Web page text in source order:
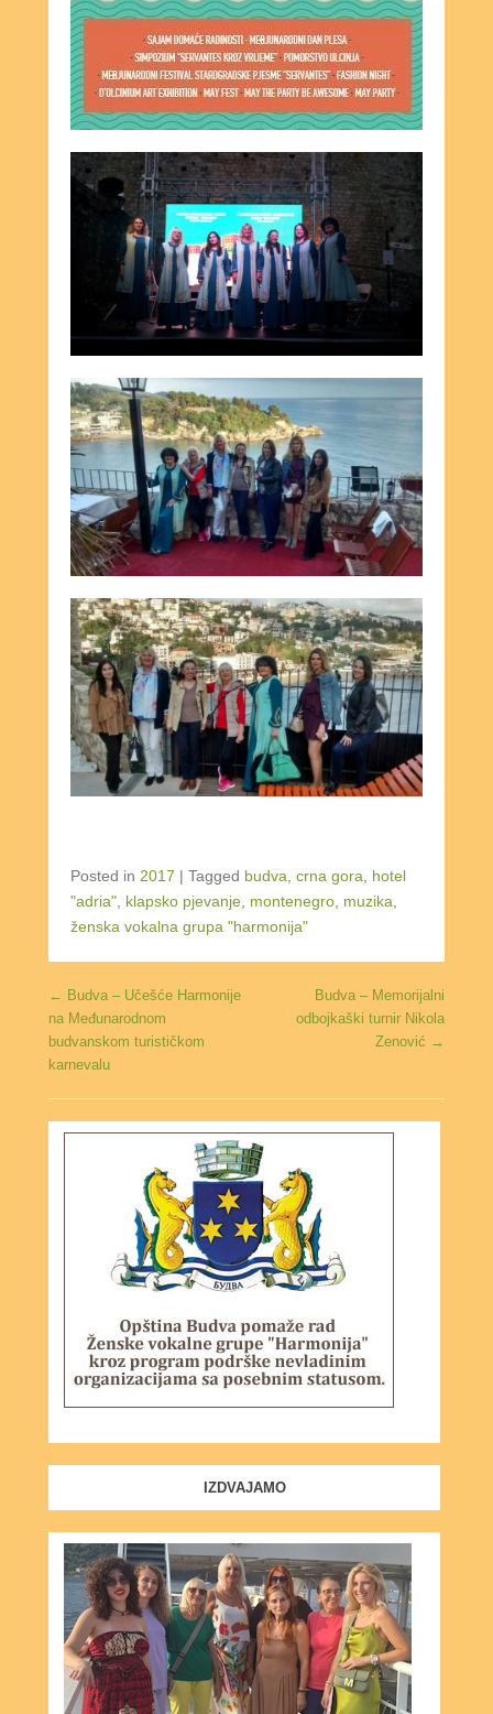
Posted in 2017 | Tagged budva crna gora
hotel
"adria" klapsko pjevanje montenegro muzika
ženska vokalna grupa "harmonija"
Post navigation
← Budva – Učešće Harmonije
na Međunarodnom
budvanskom turističkom
karnevalu
Budva – Memorijalni
odbojkaški turnir Nikola
Zenović →
IZDVAJAMO